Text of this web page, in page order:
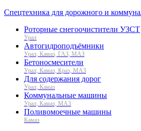
Спецтехника для дорожного и
Роторные снегоочистители УЗСТ
Урал
Автогидроподъёмники
Урал, Камаз, ГАЗ, МАЗ
Бетоносмесители
Урал, Камаз, Краз, МАЗ
Для содержания дорог
Урал, Камаз
Коммунальные машины
Урал, Камаз, МАЗ
Поливомоечные машины
Камаз